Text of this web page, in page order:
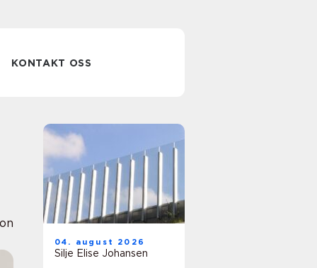
KONTAKT OSS
04. august 2026
Silje Elise Johansen